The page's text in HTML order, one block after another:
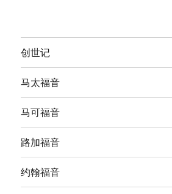
创世记
马太福音
马可福音
路加福音
约翰福音